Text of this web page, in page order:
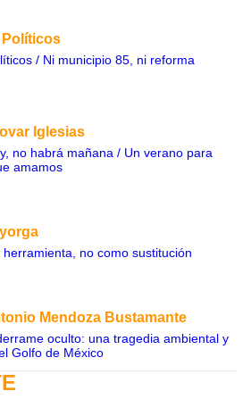
/ Ni municipio 85, ni reforma
Iglesias
no habrá mañana / Un verano para
amamos
herramienta, no como sustitución
Mendoza Bustamante
oculto: una tragedia ambiental y
Golfo de México